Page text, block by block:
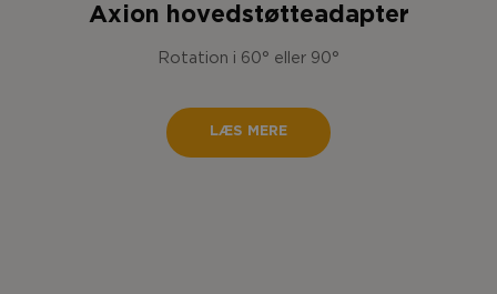
Axion hovedstøtteadapter
Rotation i 60° eller 90°
LÆS MERE